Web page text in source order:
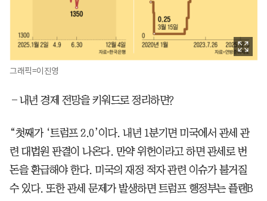
그래픽=이진영
―내년 경제 전망을 키워드로 정리하면?
“첫째가 ‘트럼프 2.0’이다. 내년 1분기면 미국에서 관세 관
련 대법원 판결이 나온다. 만약 위헌이라고 하면 관세로 번
돈을 환급해야 한다. 미국의 재정 적자 관련 이슈가 불거질
수 있다. 또한 관세 문제가 발생하면 트럼프 행정부는 플랜B